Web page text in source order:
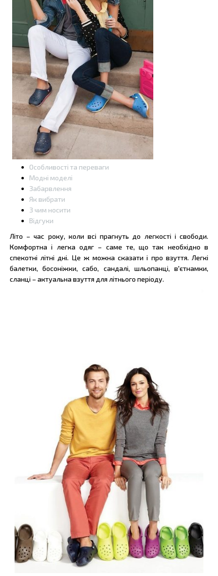
Особливості та переваги
Модні моделі
Забарвлення
Як вибрати
З чим носити
Відгуки
Літо – час року, коли всі прагнуть до легкості і свободи.
Комфортна і легка одяг – саме те, що так необхідно в
спекотні літні дні. Це ж можна сказати і про взуття. Легкі
балетки, босоніжки, сабо, сандалі, шльопанці, в'єтнамки,
сланці – актуальна взуття для літнього періоду.